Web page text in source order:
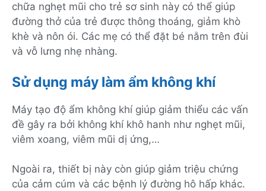
chữa nghẹt mũi cho trẻ sơ sinh này có thể giúp
đường thở của trẻ được thông thoáng, giảm khò
khè và nôn ói. Các mẹ có thể đặt bé nằm trên đùi
và vỗ lưng nhẹ nhàng.
Sử dụng máy làm ẩm không khí
Máy tạo độ ẩm không khí giúp giảm thiểu các vấn
đề gây ra bởi không khí khô hanh như nghẹt mũi,
viêm xoang, viêm mũi dị ứng,…
Ngoài ra, thiết bị này còn giúp giảm triệu chứng
của cảm cúm và các bệnh lý đường hô hấp khác.